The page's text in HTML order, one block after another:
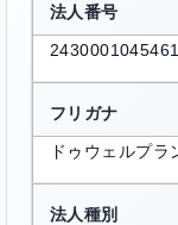
法人番号
2430001045461
フリガナ
ドゥウェルプラ
法人種別